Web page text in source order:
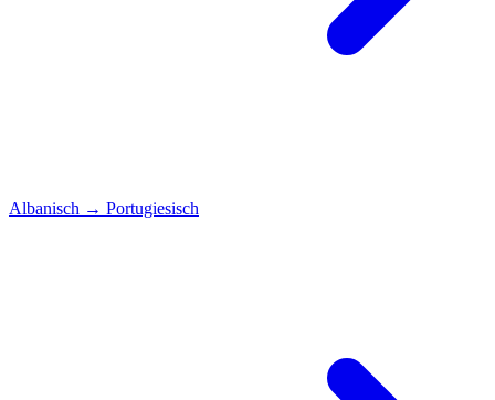
Albanisch → Portugiesisch